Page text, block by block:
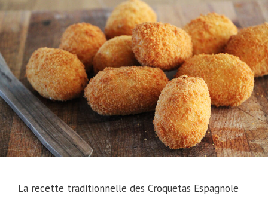
La recette traditionnelle des Croquetas Espagnole